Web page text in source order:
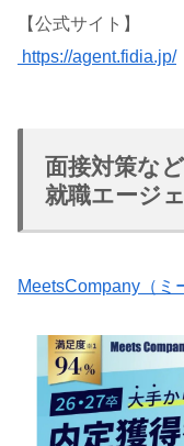
【公式サイト】
https://agent.fidia.jp/
面接対策な
就職エージ
MeetsCompany（ミ